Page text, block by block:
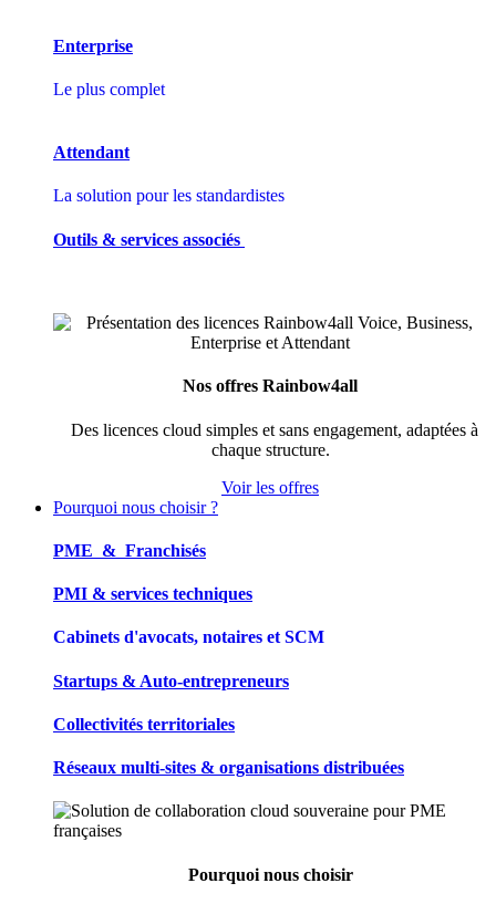
Enterprise
Le plus complet
Attendant
La solution pour les standardistes
Outils & services associés
Nos offres Rainbow4all
Des licences cloud simples et sans engagement, adaptées à
chaque structure.
Voir les offres
Pourquoi nous choisir ?
PME & Franchisés
PMI & services techniques
Cabinets d'avocats, notaires et SCM
Startups & Auto-entrepreneurs
Collectivités territoriales
Réseaux multi-sites & organisations distribuées
Pourquoi nous choisir